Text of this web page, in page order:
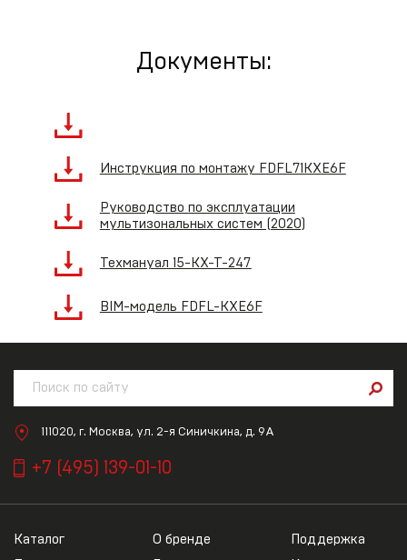
Документы:
Инструкция по монтажу FDFL71KXE6F
Руководство по эксплуатации
мультизональных систем (2020)
Техмануал 15-KX-T-247
BIM-модель FDFL-KXE6F
111020, г. Москва, ул. 2-я Синичкина, д. 9А
+7 (495) 139-01-10
Каталог О бренде
Поддержка